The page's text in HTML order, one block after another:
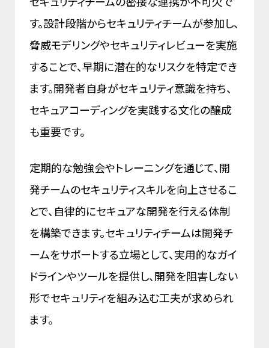
す。設計段階からセキュリティチームが参加し、
脅威モデリングやセキュリティレビューを実施
することで、早期に潜在的なリスクを特定でき
ます。開発者自身がセキュリティ意識を持ち、
セキュアコーディングを実践する文化の醸成
も重要です。
定期的な勉強会やトレーニングを通じて、開
発チームのセキュリティスキルを向上させるこ
とで、自律的にセキュアな開発を行える体制
を構築できます。セキュリティチームは開発チ
ームをサポートする立場として、実用的なガイ
ドラインやツールを提供し、開発を阻害しない
形でセキュリティを組み込む工夫が求められ
ます。